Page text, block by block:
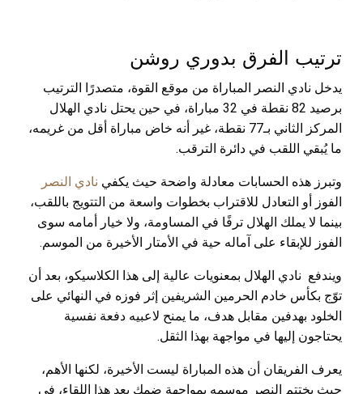
ترتيب الفرق بدوري روشن
يدخل نادي النصر المباراة من موقع القوة، متصدرًا الترتيب
برصيد 82 نقطة في 32 مباراة، في حين يحتل نادي الهلال
المركز الثاني بـ77 نقطة، غير أنه خاض مباراة أقل من غريمه،
ما يُبقي اللقب في دائرة الترقب.
وتبرز هذه الحسابات معادلة واضحة حيث يكفي نادي النصر
الفوز أو التعادل للاقتراب بخطوات واسعة من التتويج باللقب،
بينما لا يملك الهلال ترفًا في المساومة، ولا خيار أمامه سوى
الفوز للإبقاء على آماله حية في الأمتار الأخيرة من الموسم.
ويندفع نادي الهلال بمعنويات عالية إلى هذا الكلاسيكو، بعد أن
توّج بكأس خادم الحرمين الشريفين إثر فوزه في النهائي على
الخلود بهدفين مقابل هدف، ما يمنح لاعبيه دفعة نفسية
يحتاجون إليها في مواجهة بهذا الثقل.
يعرف الفريقان أن هذه المباراة ليست الأخيرة، لكنها الأهم،
حيث يختتم النصر موسمه بمواجهة ضمك بعد هذا اللقاء، في